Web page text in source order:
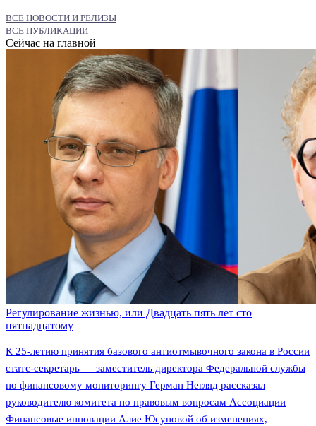
ВСЕ НОВОСТИ И РЕЛИЗЫ
ВСЕ ПУБЛИКАЦИИ
Сейчас на главной
Регулирование жизнью, или Двадцать пять лет сто
пятнадцатому
К 25-летию принятия базового антиотмывочного закона в России
статс-секретарь — заместитель директора Федеральной службы
по финансовому мониторингу Герман Негляд рассказал
руководителю комитета по правовым вопросам Ассоциации
Финансовые инновации Алие Юсуповой об изменениях,